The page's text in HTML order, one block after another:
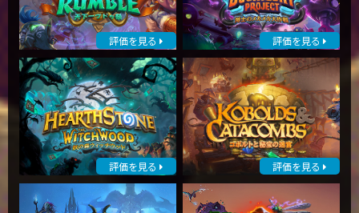
評価を見る 評価を見る
評価を見る 評価を見る